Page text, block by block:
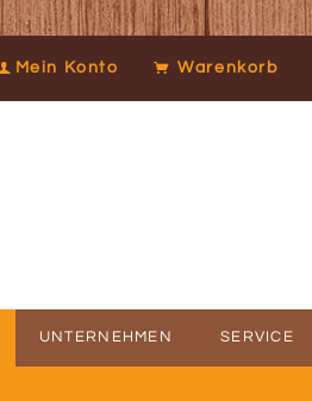
Mein Konto Warenkorb
UNTERNEHMEN SERVICE